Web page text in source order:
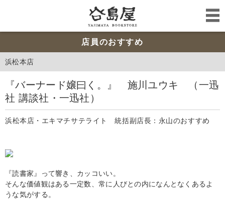
店員のおすすめ
浜松本店
『バーナード嬢曰く。』 施川ユウキ （一迅
社 講談社・一迅社）
浜松本店・エキマチサテライト 統括副店長：永山のおすすめ
『読書家』って響き、カッコいい。
そんな価値観はある一定数、常に人びとの内になんとなくあるよ
うな気がする。